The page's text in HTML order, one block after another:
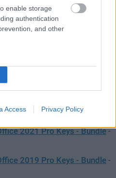
enable storage
authentication
and other
Access Privacy Policy
Plus - 3 Keys
- 76,75€
Plus - 5 PCs
a
2021 Pro Keys - Bundle-
2019 Pro Keys - Bundle -